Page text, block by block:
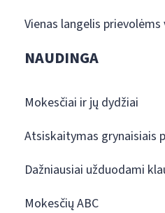
Vienas langelis
NAUDINGA
Mokesčiai ir jų dydžiai
Atsiskaitymas grynaisiais
Dažniausiai užduodami
Mokesčių ABC